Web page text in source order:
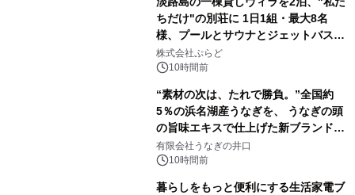
ちだけ"の別荘に 1日1組・最大8名
様、プールとサウナとジェットバス付
きで Villa Mon Temps AWAJIの連泊
素泊りプラン
株式会社ぷらど
10時間前
“素材の次は、たれで勝負。”全国約
5％の浜名湖産うなぎを、 うなぎの頭
の旨味エキスで仕上げた新ブランド
「井口の誉」誕生
有限会社うなぎの井口
10時間前
暮らしをもっと便利にする生活家電ブ